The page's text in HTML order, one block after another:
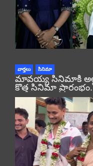
వార్తలు సినిమా
మావయ్య సినిమాకి
కొత్త సినిమా